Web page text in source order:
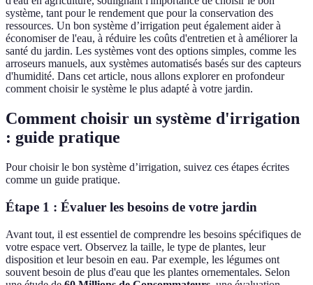
système, tant pour le rendement que pour la conservation des
ressources. Un bon système d’irrigation peut également aider à
économiser de l'eau, à réduire les coûts d'entretien et à améliorer la
santé du jardin. Les systèmes vont des options simples, comme les
arroseurs manuels, aux systèmes automatisés basés sur des capteurs
d'humidité. Dans cet article, nous allons explorer en profondeur
comment choisir le système le plus adapté à votre jardin.
Comment choisir un système d'irrigation
: guide pratique
Pour choisir le bon système d’irrigation, suivez ces étapes écrites
comme un guide pratique.
Étape 1 : Évaluer les besoins de votre jardin
Avant tout, il est essentiel de comprendre les besoins spécifiques de
votre espace vert. Observez la taille, le type de plantes, leur
disposition et leur besoin en eau. Par exemple, les légumes ont
souvent besoin de plus d'eau que les plantes ornementales. Selon